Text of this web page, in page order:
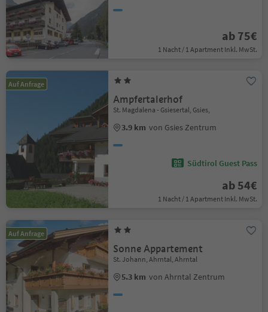
ab 75€
1 Nacht / 1 Apartment Inkl. MwSt.
Auf Anfrage
Ampfertalerhof
St. Magdalena - Gsiesertal, Gsies,
3.9 km von Gsies Zentrum
Südtirol Guest Pass
ab 54€
1 Nacht / 1 Apartment Inkl. MwSt.
Auf Anfrage
Sonne Appartement
St. Johann, Ahrntal, Ahrntal
5.3 km von Ahrntal Zentrum